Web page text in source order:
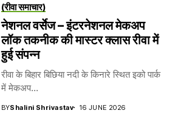
(रीवा समाचार)
नेशनल वर्सेज – इंटरनेशनल मेकअप
लॉक तकनीक की मास्टर क्लास रीवा में
हुई संपन्न
रीवा के बिहार बिछिया नदी के किनारे स्थित इको पार्क
में मेकअप...
BYShalini Shrivastav 16 JUNE 2026